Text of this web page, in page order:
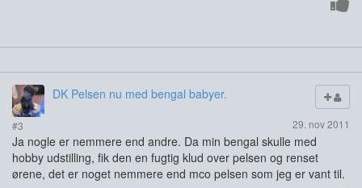
DK Pelsen nu med bengal babyer.
#3 29. nov 2011
Ja nogle er nemmere end andre. Da min bengal skulle med
hobby udstilling, fik den en fugtig klud over pelsen og renset
ørene, det er noget nemmere end mco pelsen som jeg er vant til.